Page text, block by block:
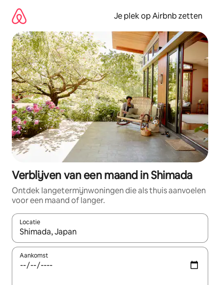
direct
naar
inhoud
Je plek op Airbnb zetten
Verblijven van een maand in Shimada
Ontdek langetermijnwoningen die als thuis aanvoelen
voor een maand of langer.
Locatie
Wanneer er resultaten beschikbaar zijn, maak je een keuze
Aankomst